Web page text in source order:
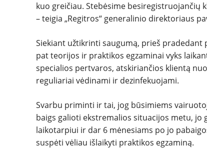
kuo greičiau. Stebėsime besiregistruojančių
– teigia „Regitros“ generalinio direktoriaus
Siekiant užtikrinti saugumą, prieš
pat teorijos ir praktikos egzaminai vyks
specialios pertvaros, atskiriančios klientą
reguliariai vėdinami ir dezinfekuojami.
Svarbu priminti ir tai, jog būsimiems
baigs galioti ekstremalios situacijos metu,
laikotarpiui ir dar 6 mėnesiams po jo
suspėti vėliau išlaikyti praktikos egzaminą.